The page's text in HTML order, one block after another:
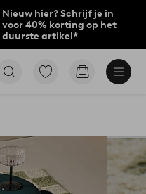
Nieuw hier? Schrijf je in
voor 40% korting op het
duurste artikel*
Ga
Go